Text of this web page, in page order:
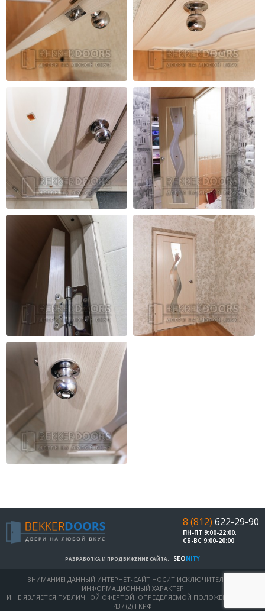
8 (812) 622-29-90
ПН-ПТ 9:00-22:00,
СБ-ВС 9:00-20:00
РАЗРАБОТКА И ПРОДВИЖЕНИЕ САЙТА: SEONITY
ВНИМАНИЕ! ДАННЫЙ ИНТЕРНЕТ-САЙТ НОСИТ ИСКЛЮЧИТЕЛЬНО
ИНФОРМАЦИОННЫЙ ХАРАКТЕР
И НЕ ЯВЛЯЕТСЯ ПУБЛИЧНОЙ ОФЕРТОЙ, ОПРЕДЕЛЯЕМОЙ ПОЛОЖЕНИЯМИ СТ.
437 (2) ГКРФ